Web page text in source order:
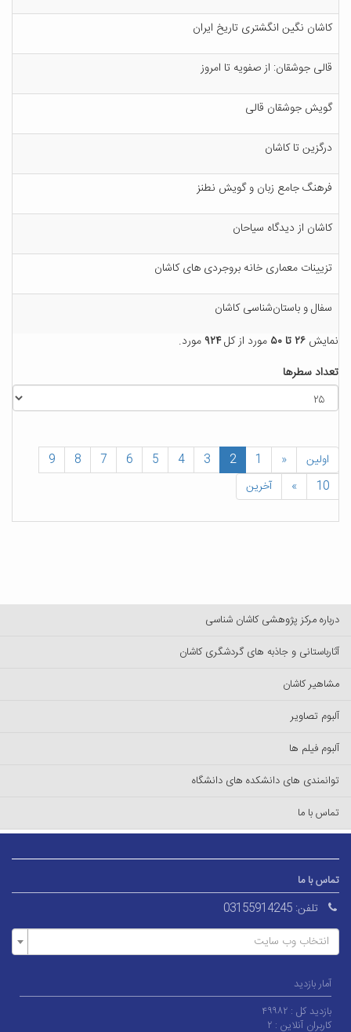
ک‍اش‍ان‌ ن‍گ‍ی‍ن‌ ان‍گ‍ش‍ت‍ری‌ ت‍اری‍خ‌ ای‍ران‌
ق‍ال‍ی‌ ج‍وش‍ق‍ان‌: از ص‍ف‍وی‍ه‌ ت‍ا ام‍روز
گ‍وی‍ش‌ ج‍وش‍ق‍ان‌ ق‍ال‍ی‌
درگ‍زی‍ن‌ ت‍ا ک‍اش‍ان‌
ف‍ره‍ن‍گ‌ ج‍ام‍ع‌ زب‍ان‌ و گ‍وی‍ش‌ ن‍طن‍ز
ک‍اش‍ان‌ از دی‍دگ‍اه‌ س‍ی‍اح‍ان‌
ت‍زی‍ی‍ن‍ات‌ م‍ع‍م‍اری‌ خ‍ان‍ه‌ ب‍روج‍ردی‌ ه‍ای‌ ک‍اش‍ان‌
س‍ف‍ال‌ و ب‍اس‍ت‍ان‌ش‍ن‍اس‍ی‌ ک‍اش‍ان‌
نمایش ۲۶ تا ۵۰ مورد از کل۹۲۴مورد.
تعداد سطرها
اولین «
1
2
3
4
5
6
7
8
9
10
» آخرین
درباره مرکز پژوهشی کاشان شناسی
آثارباستانی و جاذبه های گردشگری کاشان
مشاهیر کاشان
آلبوم تصاویر
آلبوم فیلم ها
توانمندی های دانشکده های دانشگاه
تماس با ما
تماس با ما
تلفن: 03155914245
انتخاب وب سایت
آمار بازدید
بازدید کل : ۴۹۹۸۲
کاربران آنلاین : ۲